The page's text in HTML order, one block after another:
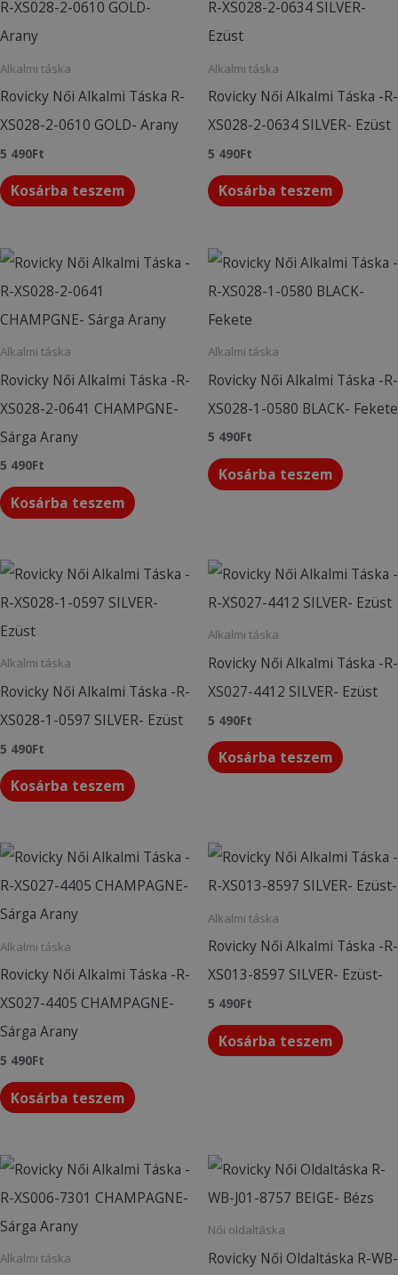
Alkalmi táska
Rovicky Női Alkalmi Táska R-
XS028-2-0610 GOLD- Arany
5 490Ft
Kosárba teszem
Alkalmi táska
Rovicky Női Alkalmi Táska -R-
XS028-2-0634 SILVER- Ezüst
5 490Ft
Kosárba teszem
Alkalmi táska
Rovicky Női Alkalmi Táska -R-
XS028-2-0641 CHAMPGNE-
Sárga Arany
5 490Ft
Kosárba teszem
Alkalmi táska
Rovicky Női Alkalmi Táska -R-
XS028-1-0580 BLACK- Fekete
5 490Ft
Kosárba teszem
Alkalmi táska
Rovicky Női Alkalmi Táska -R-
XS028-1-0597 SILVER- Ezüst
5 490Ft
Kosárba teszem
Alkalmi táska
Rovicky Női Alkalmi Táska -R-
XS027-4412 SILVER- Ezüst
5 490Ft
Kosárba teszem
Alkalmi táska
Rovicky Női Alkalmi Táska -R-
XS027-4405 CHAMPAGNE-
Sárga Arany
5 490Ft
Kosárba teszem
Alkalmi táska
Rovicky Női Alkalmi Táska -R-
XS013-8597 SILVER- Ezüst-
5 490Ft
Kosárba teszem
Alkalmi táska
Női oldaltáska
Rovicky Női Oldaltáska R-WB-